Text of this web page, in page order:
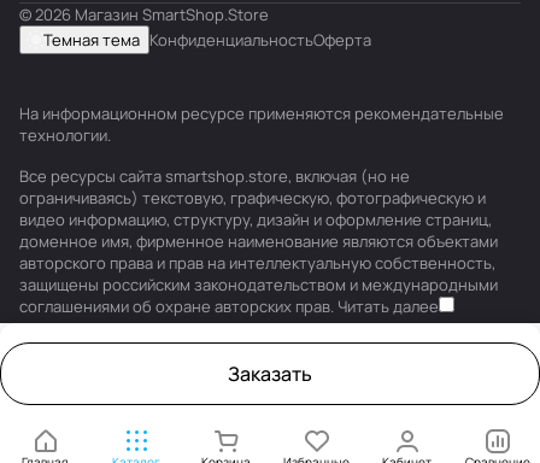
Заказать
© 2026 Магазин SmartShop.Store
Темная тема КонфиденциальностьОферта
На информационном ресурсе применяются рекомендательные
технологии.
Все ресурсы сайта smartshop.store, включая (но не
ограничиваясь) текстовую, графическую, фотографическую и
видео информацию, структуру, дизайн и оформление страниц,
доменное имя, фирменное наименование являются объектами
авторского права и прав на интеллектуальную собственность,
защищены российским законодательством и международными
соглашениями об охране авторских прав. Читать далее